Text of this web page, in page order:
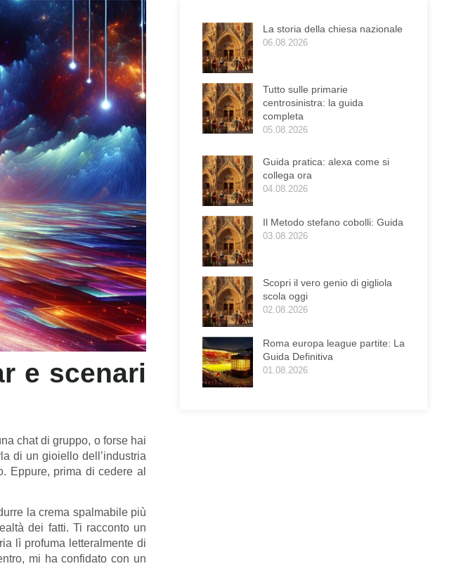
e scenari
chat di gruppo, o forse hai
di un gioiello dell’industria
Eppure, prima di cedere al
la crema spalmabile più
dei fatti. Ti racconto un
lì profuma letteralmente di
mi ha confidato con un
La storia della chiesa nazionale
06.08.2026
Tutto sulle primarie
centrosinistra: la guida
completa
05.08.2026
Guida pratica: alexa come si
collega ora
04.08.2026
Il Metodo stefano cobolli: Guida
03.08.2026
Scopri il vero genio di gigliola
scola oggi
02.08.2026
Roma europa league partite: La
Guida Definitiva
01.08.2026